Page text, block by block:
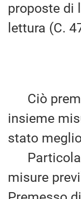
proposte di
lettura (C.
Ciò
insieme
stato
misure